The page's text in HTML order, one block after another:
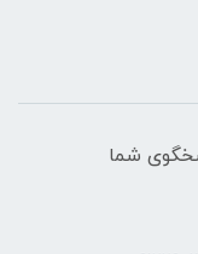
پاسخگوی شما